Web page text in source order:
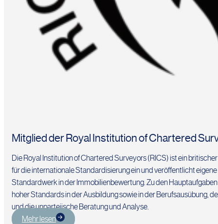
Mitglied der Royal Institution of Chartered
Die Royal Institution of Chartered Surveyors (RICS) ist ein
für die internationale Standardisierung ein und veröffentlicht
Standardwerk in der Immobilienbewertung. Zu den
hoher Standards in der Ausbildung sowie in der Berufsausübung,
und die unparteiische Beratung und Analyse.
Mehr lesen